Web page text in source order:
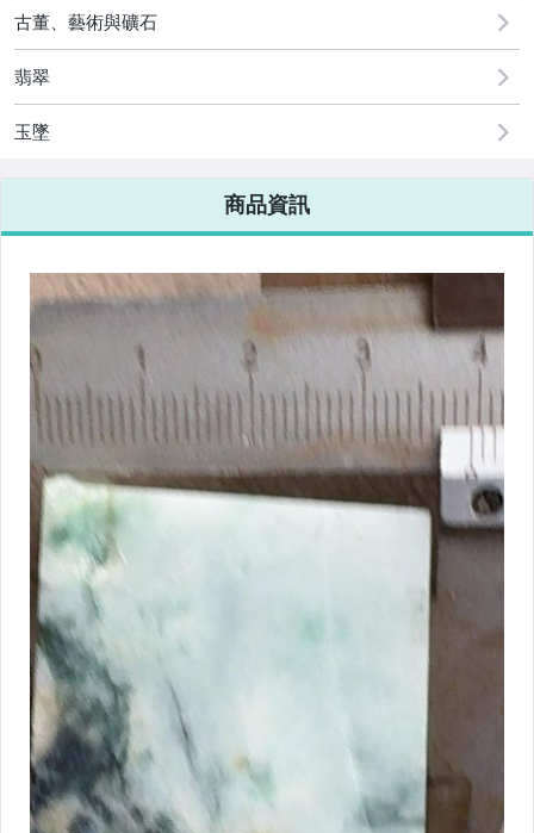
[全店] 粉絲專享
古董、藝術與礦石
翡翠
玉墜
商品資訊